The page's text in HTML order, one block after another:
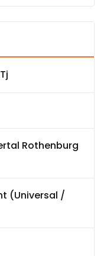
Rothenburg
(Universal /